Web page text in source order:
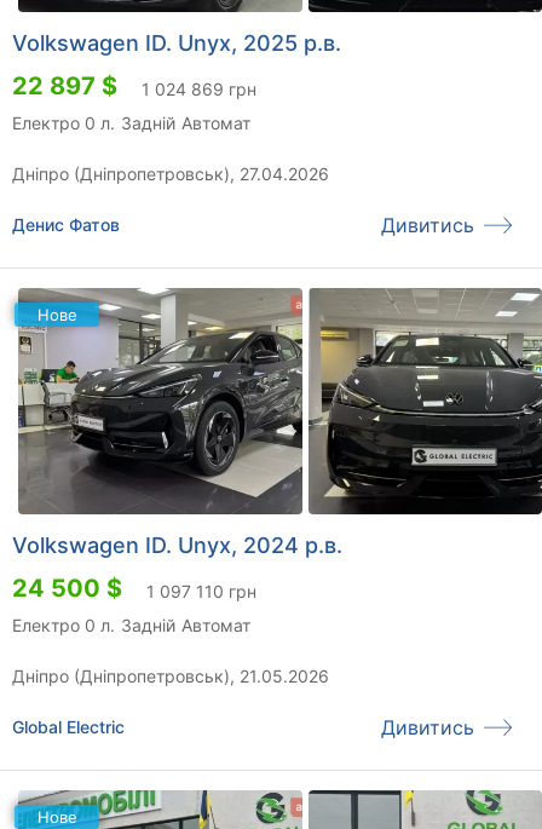
Volkswagen ID. Unyx, 2025 р.в.
22 897 $
1 024 869 грн
Електро 0 л. Задній Автомат
Дніпро (Дніпропетровськ), 27.04.2026
Денис Фатов Дивитись
Нове
Volkswagen ID. Unyx, 2024 р.в.
24 500 $
1 097 110 грн
Електро 0 л. Задній Автомат
Дніпро (Дніпропетровськ), 21.05.2026
Global Electric Дивитись
Нове